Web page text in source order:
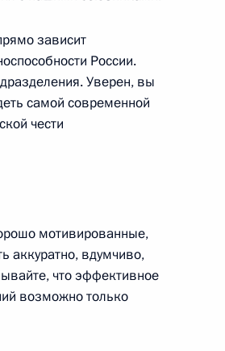
1
зависит
России.
Уверен, вы
самой современной
чести
мотивированные,
аккуратно, вдумчиво,
что эффективное
возможно только